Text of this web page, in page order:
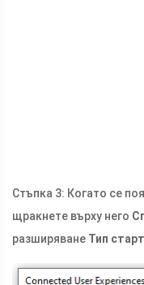
Стъпка 3: Когато се
щракнете върху него
разширяване Тип